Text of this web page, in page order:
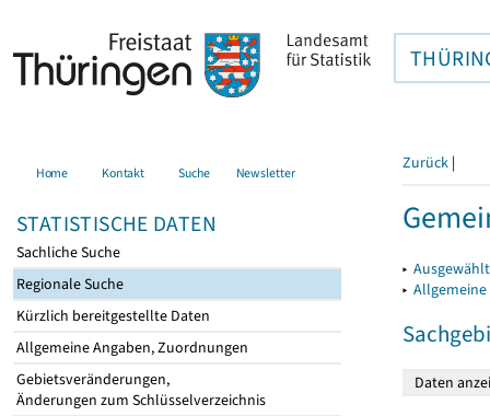
Home Kontakt Suche Newsletter
STATISTISCHE DATEN
Sachliche Suche
Regionale Suche
Kürzlich bereitgestellte Daten
Allgemeine Angaben, Zuordnungen
Gebietsveränderungen,
Änderungen zum Schlüsselverzeichnis
Zurück |
▸
▸